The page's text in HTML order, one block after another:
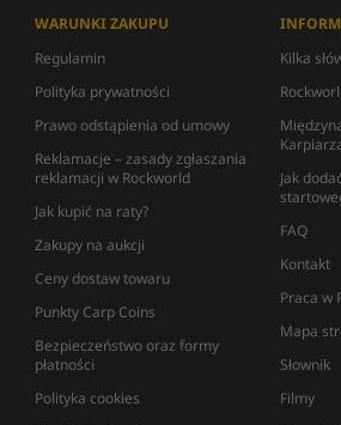
WARUNKI ZAKUPU
Regulamin
Polityka prywatności
Prawo odstąpienia od umowy
Reklamacje – zasady zgłaszania
reklamacji w Rockworld
Jak kupić na raty?
Zakupy na aukcji
Ceny dostaw towaru
Punkty Carp Coins
Bezpieczeństwo oraz formy
płatności
Polityka cookies
Kilka
Jak
FAQ
Kontakt
Praca w
Mapa
Słownik
Filmy